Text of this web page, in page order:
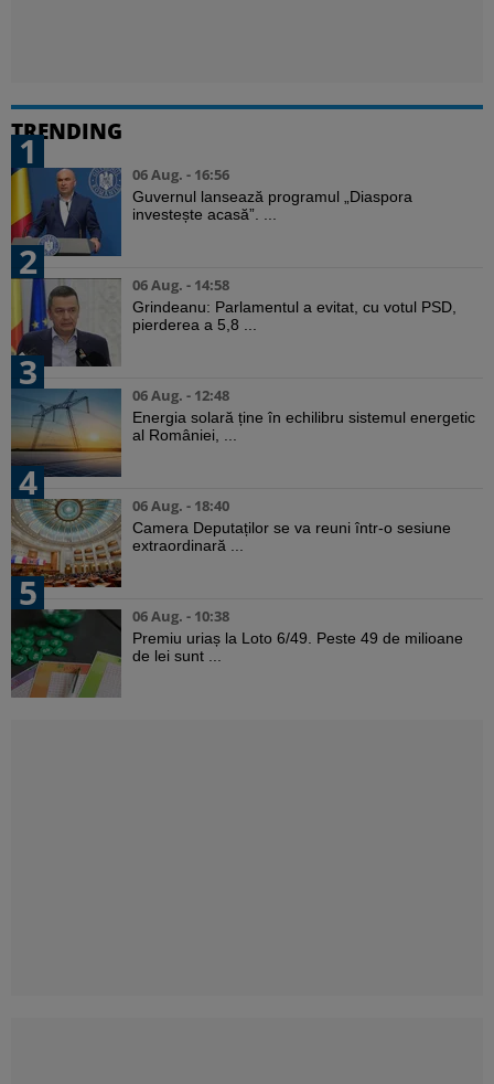
TRENDING
1
06 Aug. - 16:56
Guvernul lansează programul „Diaspora
investește acasă”. ...
2
06 Aug. - 14:58
Grindeanu: Parlamentul a evitat, cu votul PSD,
pierderea a 5,8 ...
3
06 Aug. - 12:48
Energia solară ține în echilibru sistemul energetic
al României, ...
4
06 Aug. - 18:40
Camera Deputaților se va reuni într-o sesiune
extraordinară ...
5
06 Aug. - 10:38
Premiu uriaș la Loto 6/49. Peste 49 de milioane
de lei sunt ...